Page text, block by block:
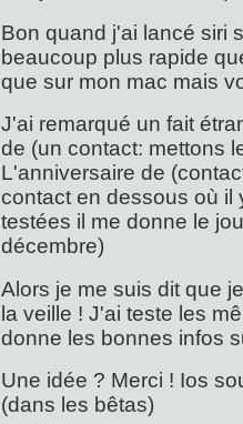
Bon quand j'ai lancé siri
beaucoup plus rapide
que sur mon mac mais
J'ai remarqué un fait
de (un contact: mettons
L'anniversaire de
contact en dessous où il
testées il me donne le
décembre)
Alors je me suis dit que
la veille ! J'ai teste les
donne les bonnes infos
Une idée ? Merci ! Ios
(dans les bêtas)